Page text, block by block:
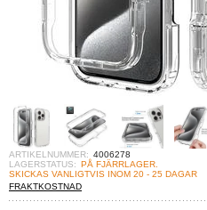
ARTIKELNUMMER: 4006278
LAGERSTATUS: PÅ FJÄRRLAGER.
SKICKAS VANLIGTVIS INOM 20 - 25 DAGAR
FRAKTKOSTNAD